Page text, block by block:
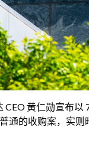
黄仁勋宣布以
通的收购案，实则